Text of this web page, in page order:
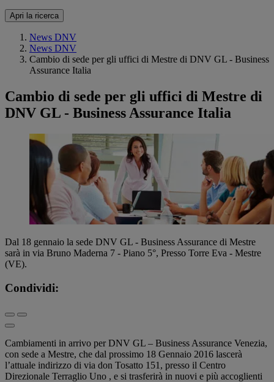
Apri la ricerca
News DNV
News DNV
Cambio di sede per gli uffici di Mestre di DNV GL - Business
Assurance Italia
Cambio di sede per gli uffici di Mestre di
DNV GL - Business Assurance Italia
Dal 18 gennaio la sede DNV GL - Business Assurance di Mestre
sarà in via Bruno Maderna 7 - Piano 5°, Presso Torre Eva - Mestre
(VE).
Condividi:
Cambiamenti in arrivo per DNV GL – Business Assurance Venezia,
con sede a Mestre, che dal prossimo 18 Gennaio 2016 lascerà
l’attuale indirizzo di via don Tosatto 151, presso il Centro
Direzionale Terraglio Uno , e si trasferirà in nuovi e più accoglienti